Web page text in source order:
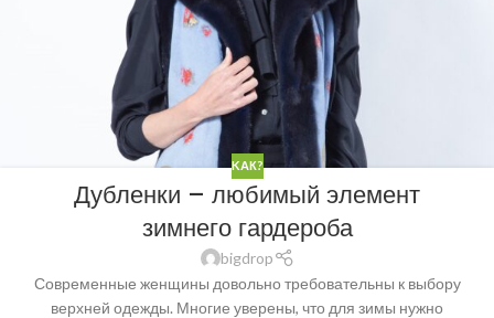
KАК?
Дубленки – любимый элемент
зимнего гардероба
bigdrop
Современные женщины довольно требовательны к выбору
верхней одежды. Многие уверены, что для зимы нужно